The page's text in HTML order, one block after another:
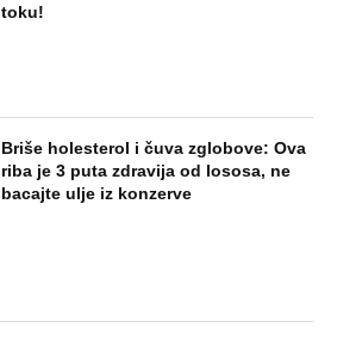
toku!
Briše holesterol i čuva zglobove: Ova
riba je 3 puta zdravija od lososa, ne
bacajte ulje iz konzerve